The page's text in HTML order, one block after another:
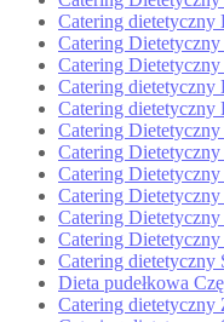
Catering dietetyczny
Catering
Catering
Catering dietetyczny
Catering dietetyczny
Catering Dietetyczny
Catering Dietetyczny
Catering
Catering
Catering Dietetyczny
Catering
Catering dietetyczny
Dieta pudełkowa
Catering dietetyczny